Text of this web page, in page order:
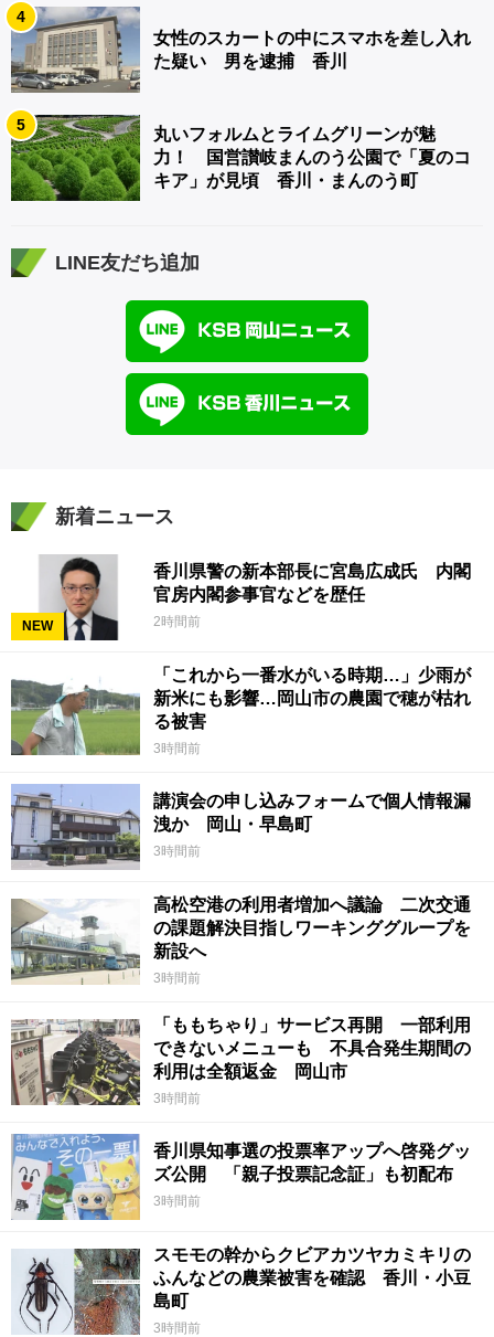
4
女性のスカートの中にスマホを差し入れ
た疑い 男を逮捕 香川
5
丸いフォルムとライムグリーンが魅
力！ 国営讃岐まんのう公園で「夏のコ
キア」が見頃 香川・まんのう町
LINE友だち追加
新着ニュース
NEW
香川県警の新本部長に宮島広成氏 内閣
官房内閣参事官などを歴任
2時間前
「これから一番水がいる時期…」少雨が
新米にも影響…岡山市の農園で穂が枯れ
る被害
3時間前
講演会の申し込みフォームで個人情報漏
洩か 岡山・早島町
3時間前
高松空港の利用者増加へ議論 二次交通
の課題解決目指しワーキンググループを
新設へ
3時間前
「ももちゃり」サービス再開 一部利用
できないメニューも 不具合発生期間の
利用は全額返金 岡山市
3時間前
香川県知事選の投票率アップへ啓発グッ
ズ公開 「親子投票記念証」も初配布
3時間前
スモモの幹からクビアカツヤカミキリの
ふんなどの農業被害を確認 香川・小豆
島町
3時間前